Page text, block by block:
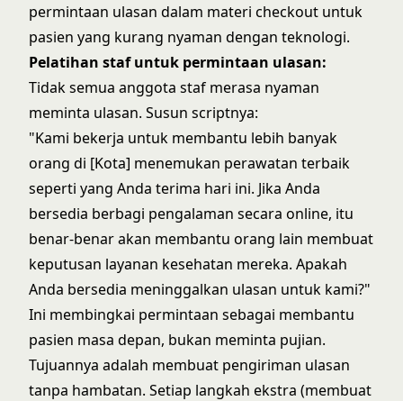
permintaan ulasan dalam materi checkout untuk
pasien yang kurang nyaman dengan teknologi.
Pelatihan staf untuk permintaan ulasan:
Tidak semua anggota staf merasa nyaman
meminta ulasan. Susun scriptnya:
"Kami bekerja untuk membantu lebih banyak
orang di [Kota] menemukan perawatan terbaik
seperti yang Anda terima hari ini. Jika Anda
bersedia berbagi pengalaman secara online, itu
benar-benar akan membantu orang lain membuat
keputusan layanan kesehatan mereka. Apakah
Anda bersedia meninggalkan ulasan untuk kami?"
Ini membingkai permintaan sebagai membantu
pasien masa depan, bukan meminta pujian.
Tujuannya adalah membuat pengiriman ulasan
tanpa hambatan. Setiap langkah ekstra (membuat